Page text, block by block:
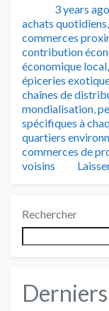
Publié3 years ago
achats quotidiens,
commerces
contribution
économique local,
épiceries
chaînes de
mondialisation,
spécifiques à
quartiers
commerces de
voisins
Rechercher